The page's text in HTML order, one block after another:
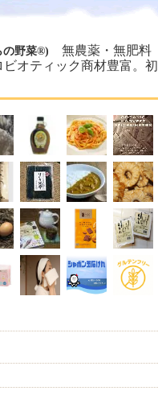
の野菜®)
無農薬・無肥料
オティック商材豊富。初